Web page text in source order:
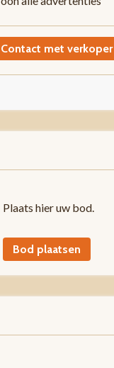
Contact met verkoper
Plaats hier uw bod.
Bod plaatsen